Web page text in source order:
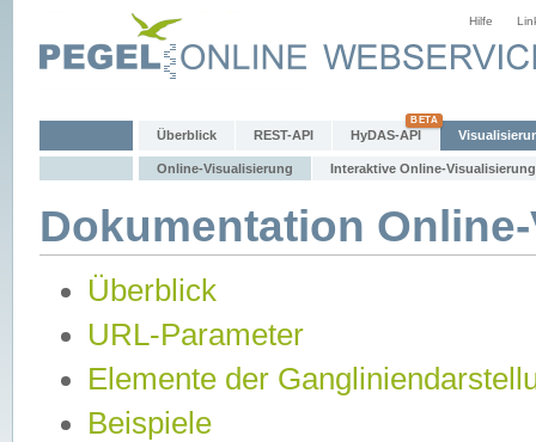
Hilfe
Überblick REST-API HyDAS-API
Online-Visualisierung Interaktive Online-Visualisierung
Dokumentation
Überblick
URL-Parameter
Elemente der
Beispiele